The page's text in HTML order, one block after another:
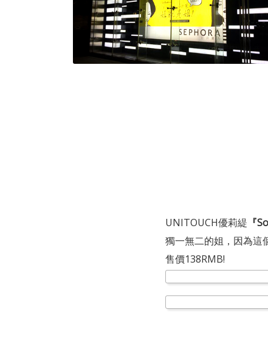
UNITOUCH優莉緹 『
獨一無二的姐，因為這
售價138RMB!